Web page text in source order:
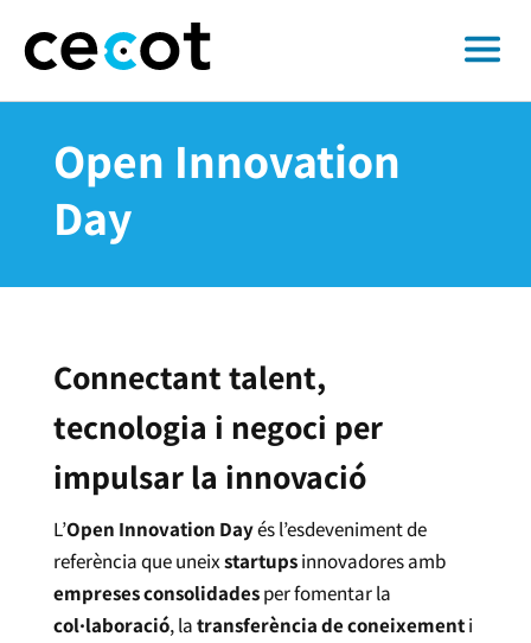
Open Innovation
Day
Connectant talent,
tecnologia i negoci per
impulsar la innovació
L’Open Innovation Dayés l’esdeveniment de
referència que uneixstartupsinnovadores amb
empreses consolidadesper fomentar la
col·laboració, latransferència de coneixementi